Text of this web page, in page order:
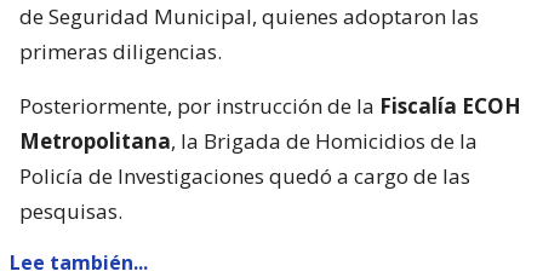
de Seguridad Municipal, quienes adoptaron las
primeras diligencias.
Posteriormente, por instrucción de la Fiscalía ECOH
Metropolitana, la Brigada de Homicidios de la
Policía de Investigaciones quedó a cargo de las
pesquisas.
Lee también...